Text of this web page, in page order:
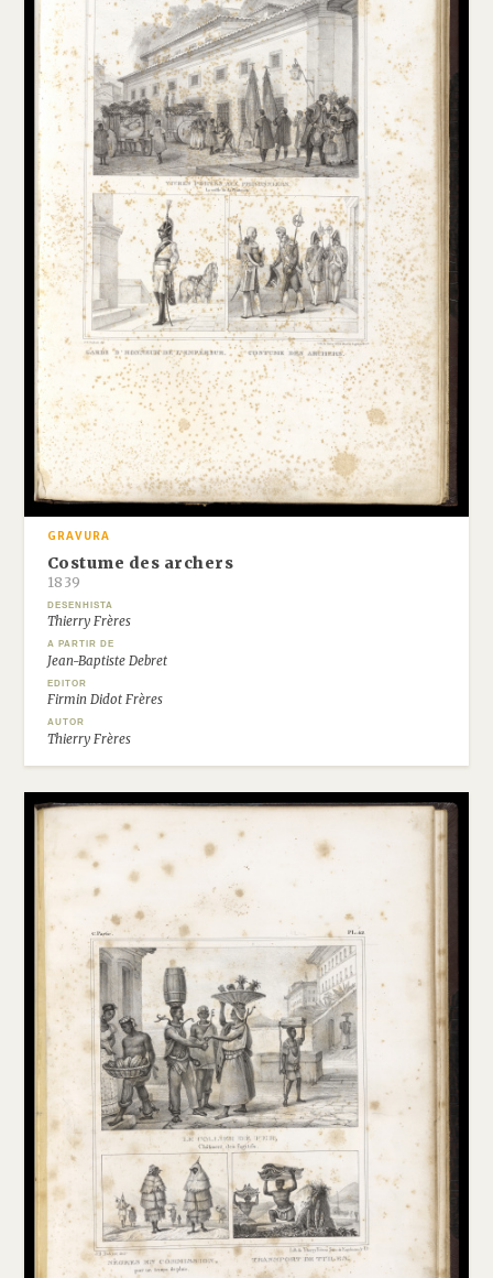
GRAVURA
Costume des archers
1839
DESENHISTA
Thierry Frères
A PARTIR DE
Jean-Baptiste Debret
EDITOR
Firmin Didot Frères
AUTOR
Thierry Frères